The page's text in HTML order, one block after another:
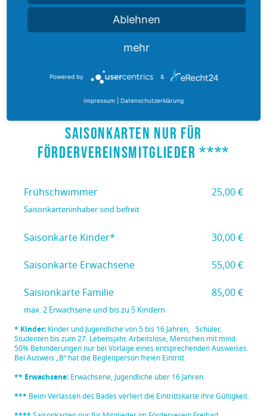
Saisonkarten nur für
Fördervereinsmitglieder ****
Frühschwimmer
Saisonkarteninhaber sind befreit
25,00 €
Saisonkarte Kinder* 30,00 €
Saisonkarte Erwachsene 55,00 €
Saisionkarte Familie
max. 2 Erwachsene und bis zu 5 Kindern
85,00 €
* Kinder: Kinder und Jugendliche von 5 bis 16 Jahren, Schüler,
Studenten bis zum 27. Lebensjahr, Arbeitslose, Menschen mit mind.
50% Behinderungen nur bei Vorlage eines entsprechenden Ausweises.
Bei Ausweis „B“ hat die Begleitperson freien Eintritt.
** Erwachsene: Erwachsene, Jugendliche über 16 Jahren.
*** Beim Verlassen des Bades verliert die Eintrittskarte ihre Gültigkeit.
Ablehnen
mehr
Powered by &
Impressum Datenschutzerklärung